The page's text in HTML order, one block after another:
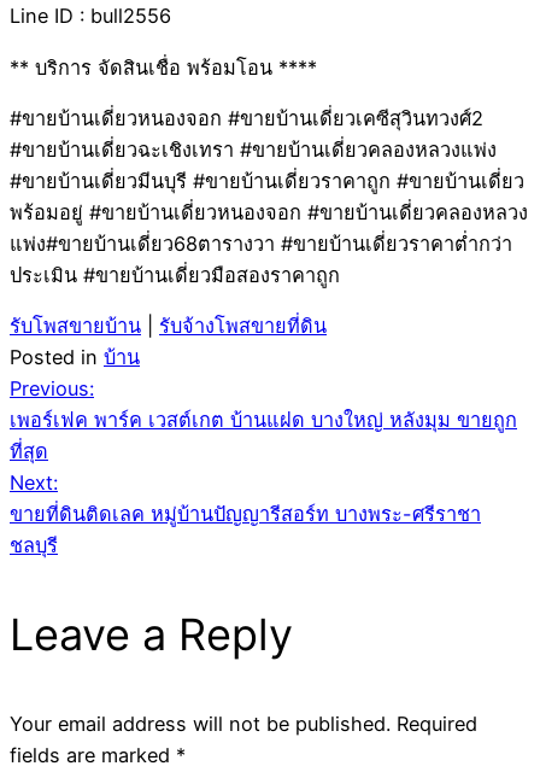
Line ID : bull2556
** บริการ จัดสินเชื่อ พร้อมโอน ****
#ขายบ้านเดี่ยวหนองจอก #ขายบ้านเดี่ยวเคซีสุวินทวงศ์2
#ขายบ้านเดี่ยวฉะเชิงเทรา #ขายบ้านเดี่ยวคลองหลวงแพ่ง
#ขายบ้านเดี่ยวมีนบุรี #ขายบ้านเดี่ยวราคาถูก #ขายบ้านเดี่ยว
พร้อมอยู่ #ขายบ้านเดี่ยวหนองจอก #ขายบ้านเดี่ยวคลองหลวง
แพ่ง#ขายบ้านเดี่ยว68ตารางวา #ขายบ้านเดี่ยวราคาต่ำกว่า
ประเมิน #ขายบ้านเดี่ยวมือสองราคาถูก
รับโพสขายบ้าน
รับจ้างโพสขายที่ดิน
Posted in บ้าน
Post
navigation
Previous:
เพอร์เฟค พาร์ค เวสต์เกต บ้านแฝด บางใหญ่ หลังมุม ขายถูก
ที่สุด
Next:
ขายที่ดินติดเลค หมู่บ้านปัญญารีสอร์ท บางพระ-ศรีราชา
ชลบุรี
Leave a Reply
Your email address will not be published. Required
fields are marked *